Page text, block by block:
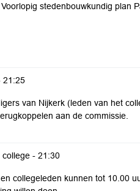
stedenbouwkundig plan
21:25
van Nijkerk (leden van het
aan de commissie.
Mededelingen van raad en college - 21:30
collegeleden kunnen tot 10.00